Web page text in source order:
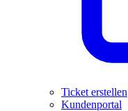
Ticket erstellen
Kundenportal